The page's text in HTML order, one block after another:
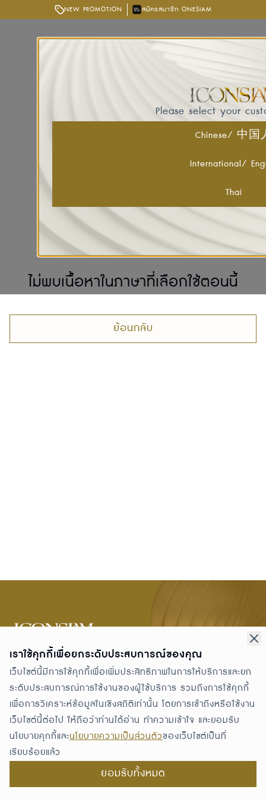
NEW PROMOTION สมัครสมาชิก ONESIAM
ไม่พบเนื้อหาในภาษาที่เลือกใช้ตอนนี้
ย้อนกลับ
คลองสาน กทม. 10600
GETTING HERE
PROMOTIONS
THE STORIES
ABOUT ICONSIAM
DIRECTORY
RESIDENCE
เราใช้คุกกี้เพื่อยกระดับประสบการณ์ของคุณ
เว็บไซต์นี้มีการใช้คุกกี้เพื่อเพิ่มประสิทธิภาพในการให้บริการและยก
ระดับประสบการณ์การใช้งานของผู้ใช้บริการ รวมถึงการใช้คุกกี้
เพื่อการวิเคราะห์ข้อมูลในเชิงสถิติเท่านั้น โดยการเข้าถึงหรือใช้งาน
เว็บไซต์นี้ต่อไป ให้ถือว่าท่านได้อ่าน ทำความเข้าใจ และยอมรับ
นโยบายคุกกี้และนโยบายความเป็นส่วนตัวของเว็บไซต์เป็นที่
เรียบร้อยแล้ว
ยอมรับทั้งหมด
Please select your
Chinese/ 中国
International/
Thai